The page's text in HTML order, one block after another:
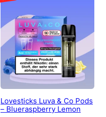
Lovesticks Luva & Co Pods
– Blueraspberry Lemon